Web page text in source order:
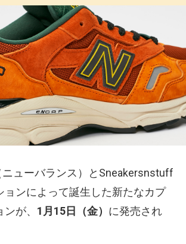
ニューバランス）とSneakersnstuff
ョンによって誕生した新たなカプ
が、 1月15日（金） に発売され